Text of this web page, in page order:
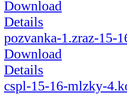
Download
Details
pozvanka-1.zraz-15-
Download
Details
cspl-15-16-mlzky-